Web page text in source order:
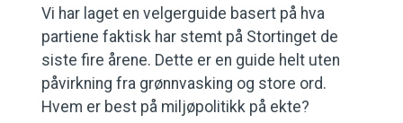
Vi har laget en velgerguide basert på hva
partiene faktisk har stemt på Stortinget de
siste fire årene. Dette er en guide helt uten
påvirkning fra grønnvasking og store ord.
Hvem er best på miljøpolitikk på ekte?